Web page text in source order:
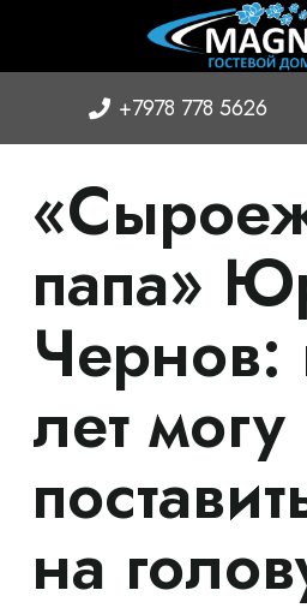
+7978 778 5626
папа»
Чернов:
лет могу
на